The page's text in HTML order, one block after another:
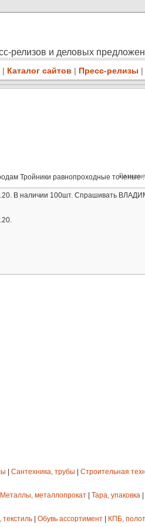
релизов и деловых
| Каталог сайтов | Пресс-релизы |
Тройники равнопроходные точеные
В наличии 100шт. Спрашивать
Сантехника, трубы Строительная
Металлы, металлопрокат Тара, упаковка
текстиль Обувь ассортимент КПБ,